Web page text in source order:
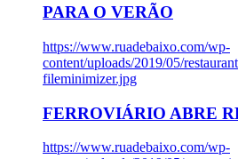
PARA O VERÃO
https://www.ruadebaixo.com/wp-
content/uploads/2019/05/
fileminimizer.jpg
FERROVIÁRIO ABRE
https://www.ruadebaixo.com/wp-